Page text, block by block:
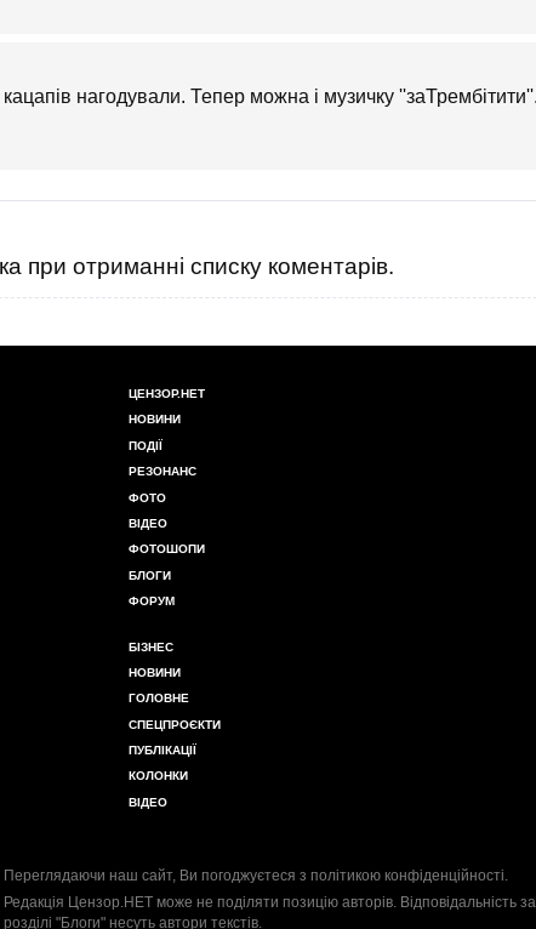
нагодували. Тепер можна і музичку ''заТрембітити''.
при отриманні списку коментарів.
ЦЕНЗОР.НЕТ
НОВИНИ
ПОДІЇ
РЕЗОНАНС
ФОТО
ВІДЕО
ФОТОШОПИ
БЛОГИ
ФОРУМ
БІЗНЕС
НОВИНИ
ГОЛОВНЕ
СПЕЦПРОЄКТИ
ПУБЛІКАЦІЇ
КОЛОНКИ
ВІДЕО
Переглядаючи наш сайт, Ви погоджуєтеся з політикою конфіденційності.
Редакція Цензор.НЕТ може не поділяти позицію авторів. Відповідальність
розділі "Блоги" несуть автори текстів.